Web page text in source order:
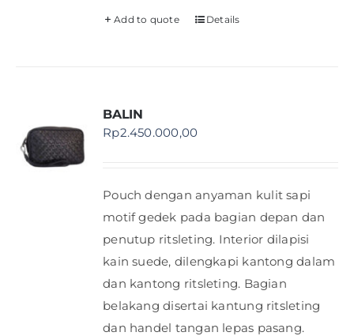
Add to quote Details
BALIN
Rp2.450.000,00
Pouch dengan anyaman kulit sapi
motif gedek pada bagian depan dan
penutup ritsleting. Interior dilapisi
kain suede, dilengkapi kantong dalam
dan kantong ritsleting. Bagian
belakang disertai kantung ritsleting
dan handel tangan lepas pasang.